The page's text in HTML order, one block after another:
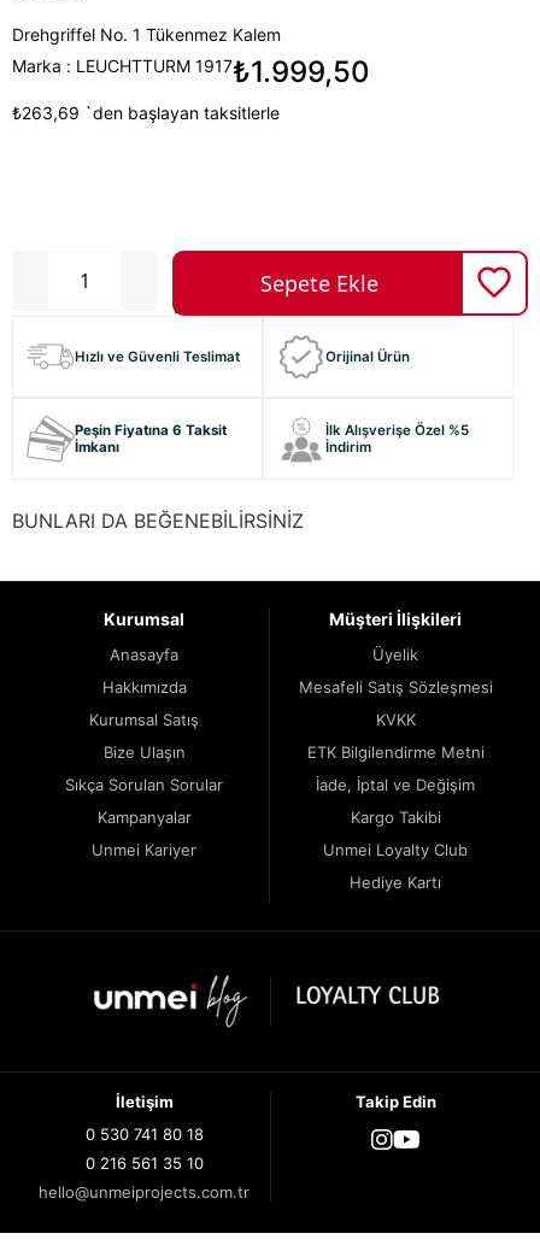
Marka : LEUCHTTURM 1917₺1.999,50
₺263,69 `den başlayan taksitlerle
Drehgriffel No. 1 Tükenmez Kalem
Hızlı ve Güvenli Teslimat Orijinal Ürün
Peşin Fiyatına 6 Taksit
İmkanı
İlk Alışverişe Özel %5
İndirim
BUNLARI DA BEĞENEBİLİRSİNİZ
Kurumsal
Anasayfa
Hakkımızda
Kurumsal Satış
Bize Ulaşın
Sıkça Sorulan Sorular
Kampanyalar
Unmei Kariyer
Müşteri İlişkileri
Üyelik
Mesafeli Satış Sözleşmesi
KVKK
ETK Bilgilendirme Metni
İade, İptal ve Değişim
Kargo Takibi
Unmei Loyalty Club
Hediye Kartı
İletişim
0 530 741 80 18
0 216 561 35 10
hello@unmeiprojects.com.tr
Takip Edin